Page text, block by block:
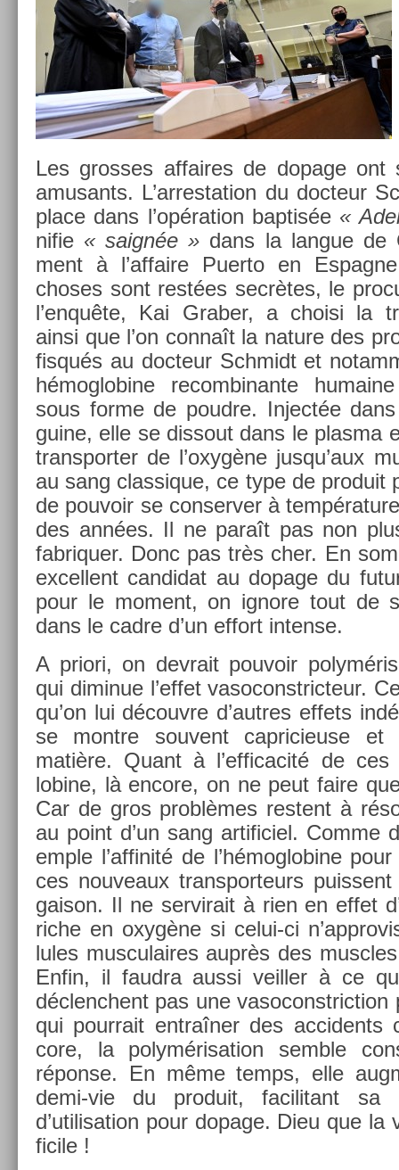
Les gros­ses af­faires de dopage ont
amusants. L’ar­resta­tion du doc­teur
place dans l’opéra­tion bap­tisée «
nifie « saignée » dans la lan­gue de
ment à l’af­faire Puer­to en
choses sont restées secrètes, le
l’enquête, Kai Grab­er, a choisi la
ainsi que l’on connaît la na­ture des
fis­qués au doc­teur Schmidt et
hémog­lobine re­com­binan­te
sous forme de poud­re. In­jectée
guine, elle se dis­sout dans le plas­ma
trans­port­er de l’oxygène jusqu’aux
au sang clas­sique, ce type de pro­duit
de pouvoir se con­serv­er à
des années. Il ne paraît pas non
fab­riqu­er. Donc pas très cher. En
ex­cel­lent can­didat au dopage du
pour le mo­ment, on ig­nore tout de
dans le cadre d’un ef­fort in­ten­se.
A priori, on de­vrait pouvoir
qui di­minue l’effet vasoconstric­teur.
qu’on lui découv­re d’aut­res ef­fets
se montre souvent cap­ricieuse et
matière. Quant à l’ef­ficacité de ces
lobine, là en­core, on ne peut faire
Car de gros problèmes re­stent à
au point d’un sang ar­tificiel. Comme
em­ple l’af­finité de l’hémog­lobine
ces nouveaux trans­por­teurs
gaison. Il ne ser­virait à rien en effet
riche en oxygène si celui-ci
lules mus­culaires auprès des
Enfin, il faud­ra aussi veill­er à ce
déclenchent pas une vasoconstric­tion
qui pour­rait entraîner des ac­cidents
core, la polymérisa­tion semble
réponse. En même temps, elle
demi-vie du pro­duit, facilitant sa
d’utilisa­tion pour dopage. Dieu que la
ficile !